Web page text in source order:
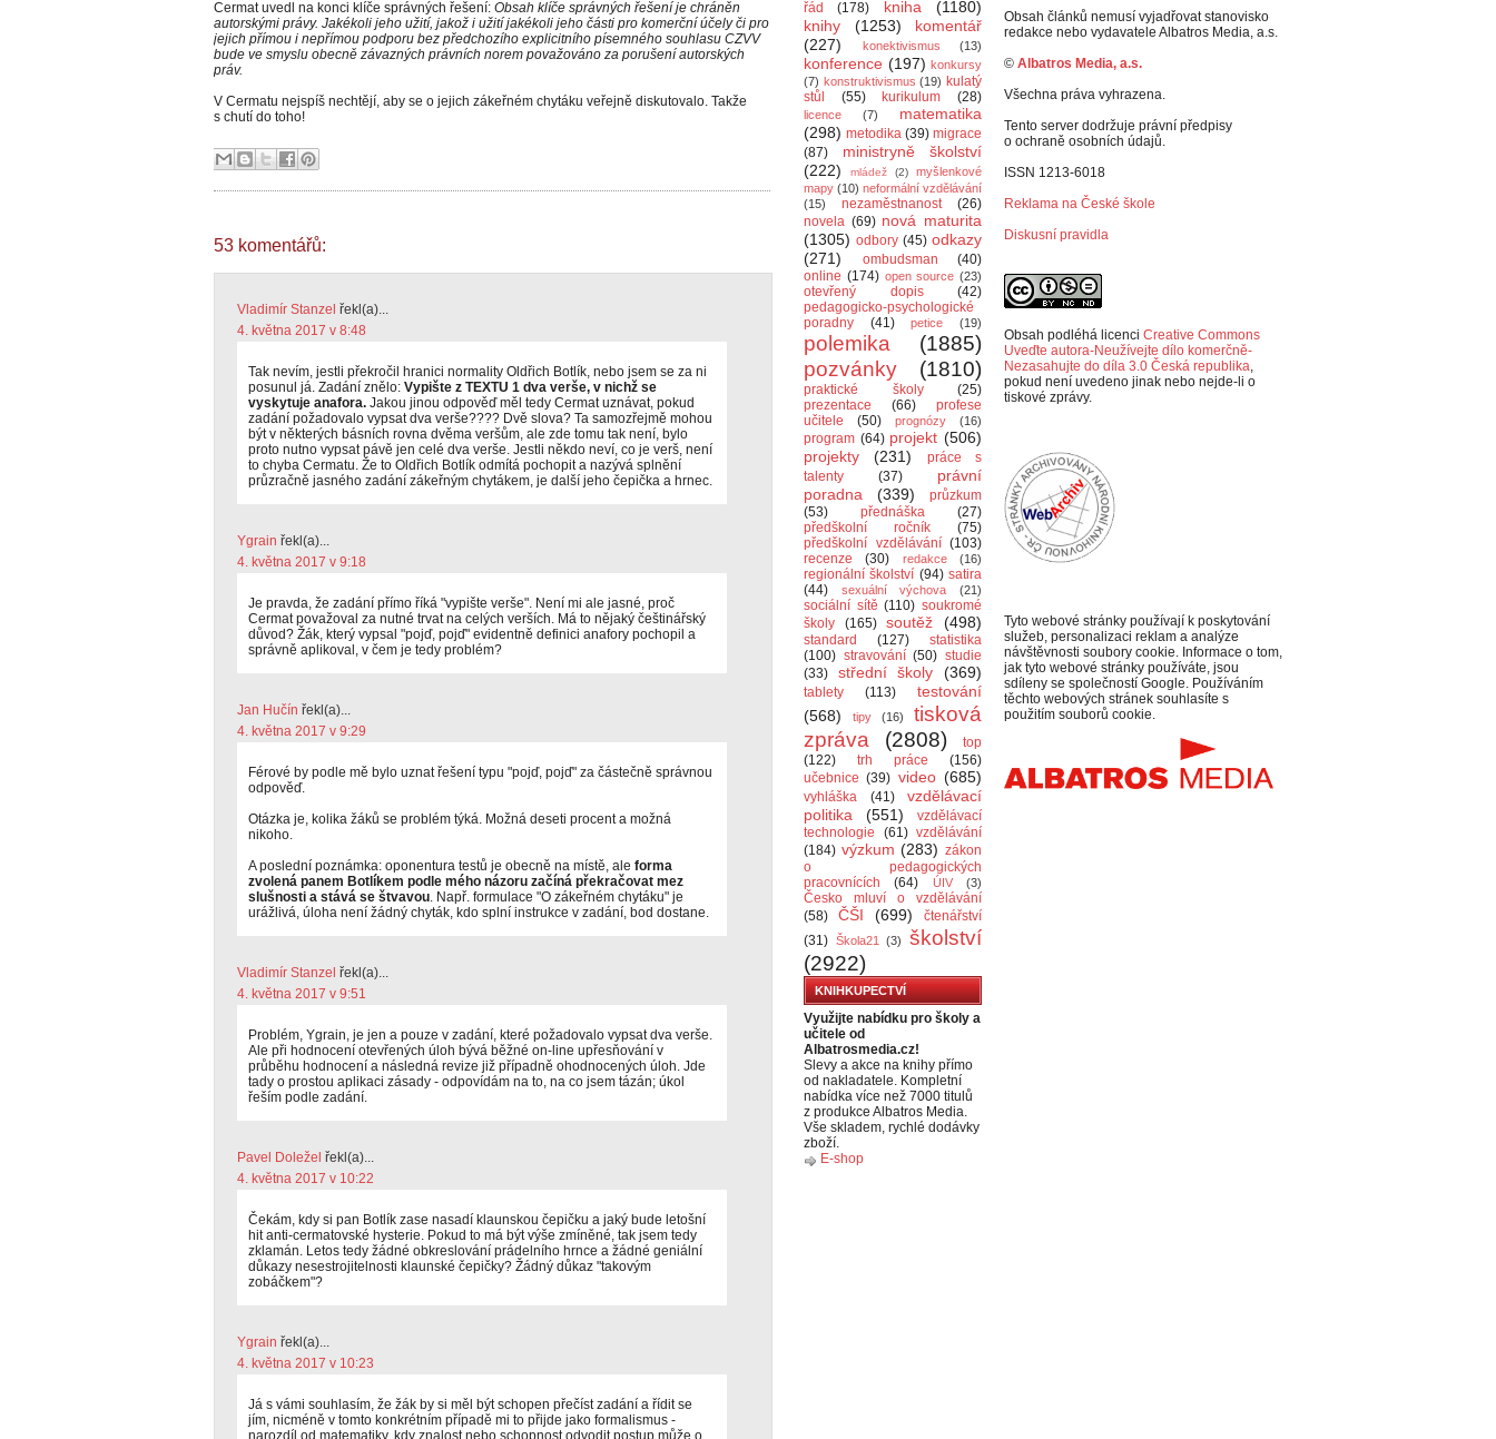
Cermat uvedl na konci klíče správných řešení: Obsah klíče správných řešení je chráněn
autorskými právy. Jakékoli jeho užití, jakož i užití jakékoli jeho části pro komerční účely či pro
jejich přímou i nepřímou podporu bez předchozího explicitního písemného souhlasu CZVV
bude ve smyslu obecně závazných právních norem považováno za porušení autorských
práv.
V Cermatu nejspíš nechtějí, aby se o jejich zákeřném chytáku veřejně diskutovalo. Takže
s chutí do toho!
53 komentářů:
Vladimír Stanzel řekl(a)...
4. května 2017 v 8:48
Tak nevím, jestli překročil hranici normality Oldřich Botlík, nebo jsem se za ni
posunul já. Zadání znělo: Vypište z TEXTU 1 dva verše, v nichž se
vyskytuje anafora. Jakou jinou odpověď měl tedy Cermat uznávat, pokud
zadání požadovalo vypsat dva verše???? Dvě slova? Ta samozřejmě mohou
být v některých básních rovna dvěma veršům, ale zde tomu tak není, bylo
proto nutno vypsat pávě jen celé dva verše. Jestli někdo neví, co je verš, není
to chyba Cermatu. Že to Oldřich Botlík odmítá pochopit a nazývá splnění
průzračně jasného zadání zákeřným chytákem, je další jeho čepička a hrnec.
Ygrain řekl(a)...
4. května 2017 v 9:18
Je pravda, že zadání přímo říká "vypište verše". Není mi ale jasné, proč
Cermat považoval za nutné trvat na celých verších. Má to nějaký češtinářský
důvod? Žák, který vypsal "pojď, pojď" evidentně definici anafory pochopil a
správně aplikoval, v čem je tedy problém?
Jan Hučín řekl(a)...
4. května 2017 v 9:29
Férové by podle mě bylo uznat řešení typu "pojď, pojď" za částečně správnou
odpověď.
Otázka je, kolika žáků se problém týká. Možná deseti procent a možná
nikoho.
A poslední poznámka: oponentura testů je obecně na místě, ale forma
zvolená panem Botlíkem podle mého názoru začíná překračovat mez
slušnosti a stává se štvavou. Např. formulace "O zákeřném chytáku" je
urážlivá, úloha není žádný chyták, kdo splní instrukce v zadání, bod dostane.
Vladimír Stanzel řekl(a)...
4. května 2017 v 9:51
Problém, Ygrain, je jen a pouze v zadání, které požadovalo vypsat dva verše.
Ale při hodnocení otevřených úloh bývá běžné on-line upřesňování v
průběhu hodnocení a následná revize již případně ohodnocených úloh. Jde
tady o prostou aplikaci zásady - odpovídám na to, na co jsem tázán; úkol
řeším podle zadání.
Pavel Doležel řekl(a)...
4. května 2017 v 10:22
Čekám, kdy si pan Botlík zase nasadí klaunskou čepičku a jaký bude letošní
hit anti-cermatovské hysterie. Pokud to má být výše zmíněné, tak jsem tedy
zklamán. Letos tedy žádné obkreslování prádelního hrnce a žádné geniální
důkazy nesestrojitelnosti klaunské čepičky? Žádný důkaz "takovým
zobáčkem"?
Ygrain řekl(a)...
4. května 2017 v 10:23
Já s vámi souhlasím, že žák by si měl být schopen přečíst zadání a řídit se
jím, nicméně v tomto konkrétním případě mi to přijde jako formalismus -
narozdíl od matematiky, kdy znalost nebo schopnost odvodit postup může o
řád
(178) kniha
(1180)
knihy
(1253)
komentář
(227)
konektivismus (13)
konference (197) konkursy
(7) konstruktivismus (19) kulatý
stůl
(55) kurikulum (28)
licence (7)
matematika
(298) metodika (39) migrace
(87)
ministryně školství
(222)
mládež (2)
myšlenkové
mapy (10) neformální vzdělávání
(15)
nezaměstnanost
(26)
novela (69) nová maturita
(1305) odbory (45) odkazy
(271)
ombudsman
(40)
online (174) open source (23)
otevřený dopis
(42)
pedagogicko-psychologické
poradny
(41) petice (19)
polemika
(1885)
pozvánky
(1810)
praktické školy
(25)
prezentace
(66)
profese
učitele
(50) prognózy (16)
program (64) projekt (506)
projekty
(231)
práce s
talenty
(37)
právní
poradna
(339)
průzkum
(53)
přednáška
(27)
předškolní ročník
(75)
předškolní vzdělávání (103)
recenze
(30) redakce (16)
regionální školství (94) satira
(44)
sexuální výchova (21)
sociální sítě (110) soukromé
školy
(165) soutěž (498)
standard (127)
statistika
(100) stravování (50) studie
(33)
střední školy (369)
tablety (113)
testování
(568)
tipy (16)
tisková
zpráva
(2808)
top
(122)
trh práce
(156)
učebnice (39) video (685)
vyhláška (41)
vzdělávací
politika
(551)
vzdělávací
technologie
(61) vzdělávání
(184) výzkum (283) zákon
o pedagogických
pracovnících
(64) ÚIV (3)
Česko mluví o vzdělávání
(58)
ČŠI (699)
čtenářství
(31) Škola21 (3)
školství
(2922)
KNIHKUPECTVÍ
Využijte nabídku pro školy a
učitele od
Albatrosmedia.cz!
Slevy a akce na knihy přímo
od nakladatele. Kompletní
nabídka více než 7000 titulů
z produkce Albatros Media.
Vše skladem, rychlé dodávky
zboží.
E-shop
Obsah článků nemusí vyjadřovat stanovisko
redakce nebo vydavatele Albatros Media, a.s.
© Albatros Media, a.s.
Všechna práva vyhrazena.
Tento server dodržuje právní předpisy
o ochraně osobních údajů.
ISSN 1213-6018
Reklama na České škole
Diskusní pravidla
Obsah podléhá licenci Creative Commons
Uveďte autora-Neužívejte dílo komerčně-
Nezasahujte do díla 3.0 Česká republika,
pokud není uvedeno jinak nebo nejde-li o
tiskové zprávy.
Tyto webové stránky používají k poskytování
služeb, personalizaci reklam a analýze
návštěvnosti soubory cookie. Informace o tom,
jak tyto webové stránky používáte, jsou
sdíleny se společností Google. Používáním
těchto webových stránek souhlasíte s
použitím souborů cookie.